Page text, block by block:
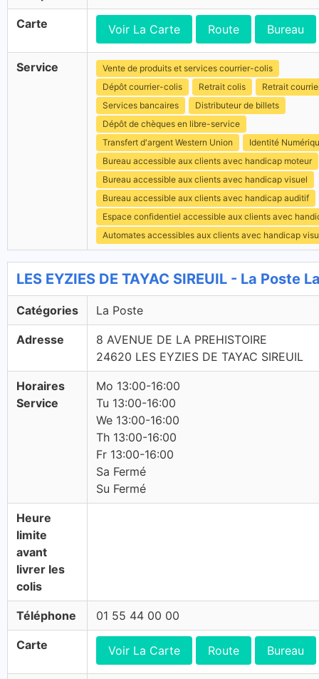
Carte Voir La Carte Route Bureau
Service
Vente de produits et services courrier-colis
Dépôt courrier-colis
Retrait colis
Retrait
Services bancaires
Distributeur de billets
Dépôt de chèques en libre-service
Transfert d'argent Western Union
Identité
Bureau accessible aux clients avec handicap moteur
Bureau accessible aux clients avec handicap visuel
Bureau accessible aux clients avec handicap auditif
Espace confidentiel accessible aux clients avec
Automates accessibles aux clients avec handicap
LES EYZIES DE TAYAC SIREUIL - La Poste
Catégories La Poste
Adresse
8 AVENUE DE LA PREHISTOIRE
24620 LES EYZIES DE TAYAC SIREUIL
Horaires
Service
Mo 13:00-16:00
Tu 13:00-16:00
We 13:00-16:00
Th 13:00-16:00
Fr 13:00-16:00
Sa Fermé
Su Fermé
Heure
limite
avant
livrer les
colis
Téléphone 01 55 44 00 00
Carte Voir La Carte Route Bureau